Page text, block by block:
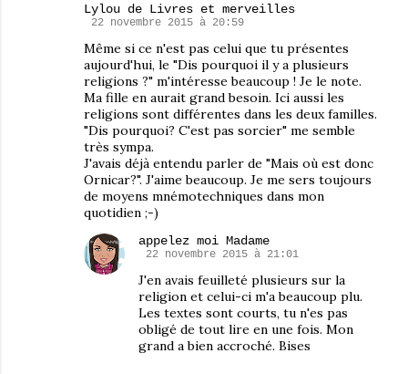
Lylou de Livres et merveilles
22 novembre 2015 à 20:59
Même si ce n'est pas celui que tu présentes
aujourd'hui, le "Dis pourquoi il y a plusieurs
religions ?" m'intéresse beaucoup ! Je le note.
Ma fille en aurait grand besoin. Ici aussi les
religions sont différentes dans les deux familles.
"Dis pourquoi? C'est pas sorcier" me semble
très sympa.
J'avais déjà entendu parler de "Mais où est donc
Ornicar?". J'aime beaucoup. Je me sers toujours
de moyens mnémotechniques dans mon
quotidien ;-)
appelez moi Madame
22 novembre 2015 à 21:01
J'en avais feuilleté plusieurs sur la
religion et celui-ci m'a beaucoup plu.
Les textes sont courts, tu n'es pas
obligé de tout lire en une fois. Mon
grand a bien accroché. Bises